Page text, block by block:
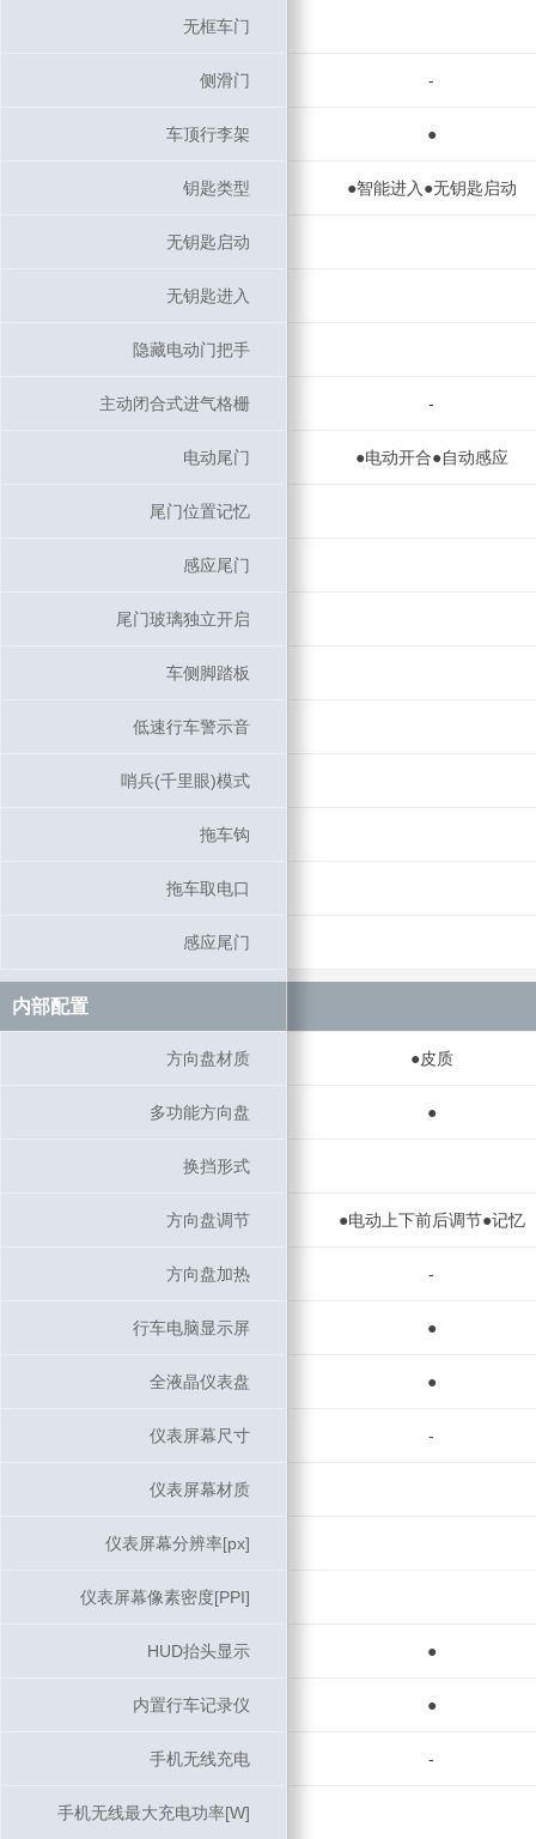
无框车门
侧滑门 -
车顶行李架 ●
钥匙类型 ●智能进入●无钥匙启动
无钥匙启动
无钥匙进入
隐藏电动门把手
主动闭合式进气格栅 -
电动尾门 ●电动开合●自动感应
尾门位置记忆
感应尾门
尾门玻璃独立开启
车侧脚踏板
低速行车警示音
哨兵(千里眼)模式
拖车钩
拖车取电口
感应尾门
内部配置
方向盘材质 ●皮质
多功能方向盘 ●
换挡形式
方向盘调节 ●电动上下前后调节●记忆
方向盘加热 -
行车电脑显示屏 ●
全液晶仪表盘 ●
仪表屏幕尺寸 -
仪表屏幕材质
仪表屏幕分辨率[px]
仪表屏幕像素密度[PPI]
HUD抬头显示 ●
内置行车记录仪 ●
手机无线充电 -
手机无线最大充电功率[W]
无框车门
侧滑门
车顶行李架
钥匙类型
无钥匙启动
无钥匙进入
隐藏电动门把手
主动闭合式进气格栅
电动尾门
尾门位置记忆
感应尾门
尾门玻璃独立开启
车侧脚踏板
低速行车警示音
哨兵(千里眼)模式
拖车钩
拖车取电口
感应尾门
内部配置
方向盘材质
多功能方向盘
换挡形式
方向盘调节
方向盘加热
行车电脑显示屏
全液晶仪表盘
仪表屏幕尺寸
仪表屏幕材质
仪表屏幕分辨率[px]
仪表屏幕像素密度[PPI]
HUD抬头显示
内置行车记录仪
手机无线充电
手机无线最大充电功率[W]